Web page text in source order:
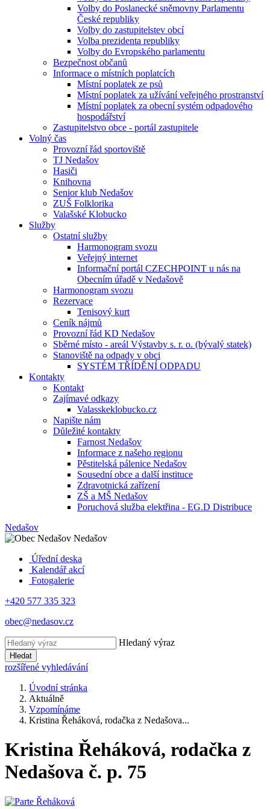
Volby do Poslanecké sněmovny Parlamentu
České republiky
Volby do zastupitelstev obcí
Volba prezidenta republiky
Volby do Evropského parlamentu
Bezpečnost občanů
Informace o místních poplatcích
Místní poplatek ze psů
Místní poplatek za užívání veřejného prostranství
Místní poplatek za obecní systém odpadového
hospodářství
Zastupitelstvo obce - portál zastupitele
Volný čas
Provozní řád sportoviště
TJ Nedašov
Hasiči
Knihovna
Senior klub Nedašov
ZUŠ Folklorika
Valašské Klobucko
Služby
Ostatní služby
Harmonogram svozu
Veřejný internet
Informační portál CZECHPOINT u nás na
Obecním úřadě v Nedašově
Harmonogram svozu
Rezervace
Tenisový kurt
Ceník nájmů
Provozní řád KD Nedašov
Sběrné místo - areál Výstavby s. r. o. (bývalý statek)
Stanoviště na odpady v obci
SYSTÉM TŘÍDĚNÍ ODPADU
Kontakty
Kontakt
Zajímavé odkazy
Valasskeklobucko.cz
Napište nám
Důležité kontakty
Farnost Nedašov
Informace z našeho regionu
Pěstitelská pálenice Nedašov
Sousední obce a další instituce
Zdravotnická zařízení
ZŠ a MŠ Nedašov
Poruchová služba elektřina - EG.D Distribuce
Nedašov
Nedašov
Úřední deska
Kalendář akcí
Fotogalerie
+420 577 335 323
obec@nedasov.cz
Hledaný výraz
Hledat
rozšířené vyhledávání
Úvodní stránka
Aktuálně
Vzpomínáme
Kristina Řeháková, rodačka z Nedašova...
Kristina Řeháková, rodačka z
Nedašova č. p. 75